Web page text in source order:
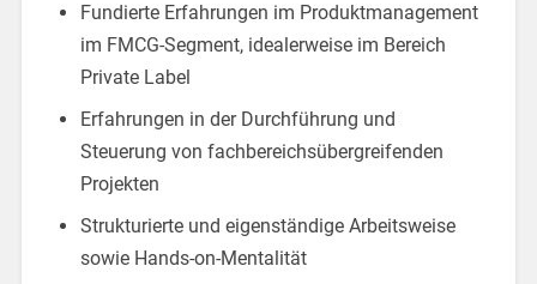
Fundierte Erfahrungen im Produktmanagement
im FMCG-Segment, idealerweise im Bereich
Private Label
Erfahrungen in der Durchführung und
Steuerung von fachbereichsübergreifenden
Projekten
Strukturierte und eigenständige Arbeitsweise
sowie Hands-on-Mentalität